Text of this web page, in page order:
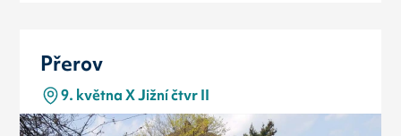
Přerov
9. května X Jižní čtvr II